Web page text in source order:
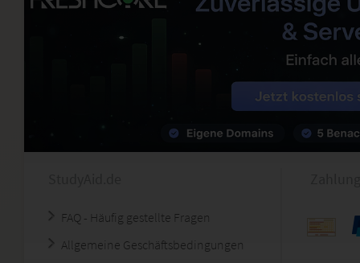
FAQ - Häufig gestellte Fragen
Allgemeine Geschäftsbedingungen